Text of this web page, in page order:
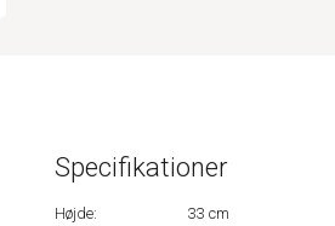
Specifikationer
Højde:
33 cm